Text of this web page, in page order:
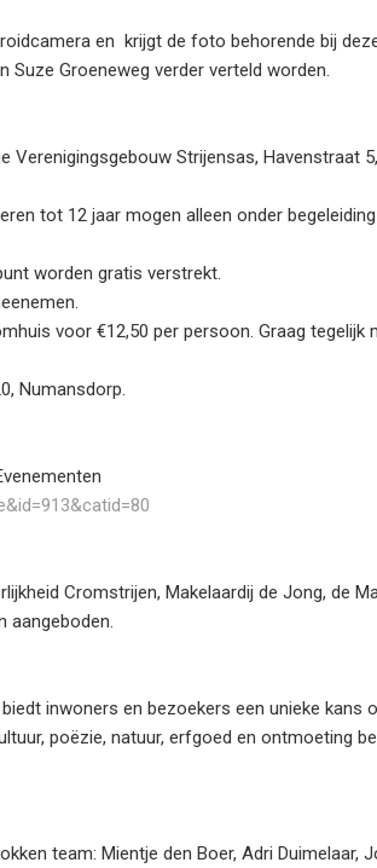
en krijgt de foto behorende bij
Suze Groeneweg verder verteld worden.
Strijensas, Havenstraat
tot 12 jaar mogen alleen onder
worden gratis verstrekt.
voor €12,50 per persoon. Graag tegelijk
Numansdorp.
Cromstrijen, Makelaardij de Jong, de
aangeboden.
inwoners en bezoekers een unieke kans
poëzie, natuur, erfgoed en ontmoeting
team: Mientje den Boer, Adri Duimelaar,